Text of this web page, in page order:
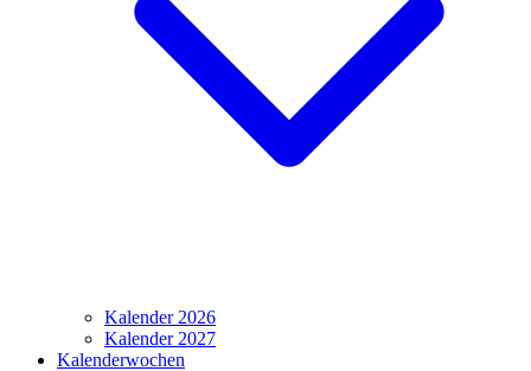
Kalender 2026
Kalender 2027
Kalenderwochen